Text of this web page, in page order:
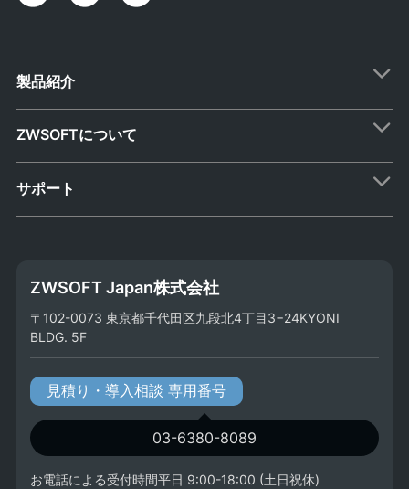
ZWSOFT Japan株式会社
〒102-0073 東京都千代田区九段北4丁目3−24KYONI
BLDG. 5F
見積り・導入相談 専用番号
03-6380-8089
お電話による受付時間平日 9:00-18:00 (土日祝休)
製品紹介
ZWSOFTについて
サポート